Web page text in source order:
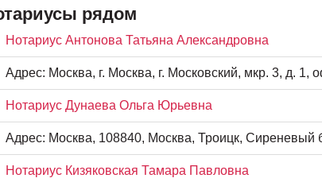
рядом
Нотариус Антонова Татьяна Александровна
Адрес: Москва, г. Москва, г. Московский, мкр. 3, д. 1,
Нотариус Дунаева Ольга Юрьевна
Адрес: Москва, 108840, Москва, Троицк, Сиреневый
Нотариус Кизяковская Тамара Павловна